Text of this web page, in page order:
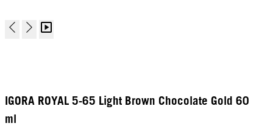
IGORA ROYAL 5-65 Light Brown Chocolate Gold 60
ml